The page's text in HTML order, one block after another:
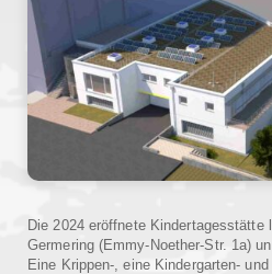
Die 2024 eröffnete Kindertagesstätte
Germering (Emmy-Noether-Str. 1a)
Eine Krippen-, eine Kindergarten-